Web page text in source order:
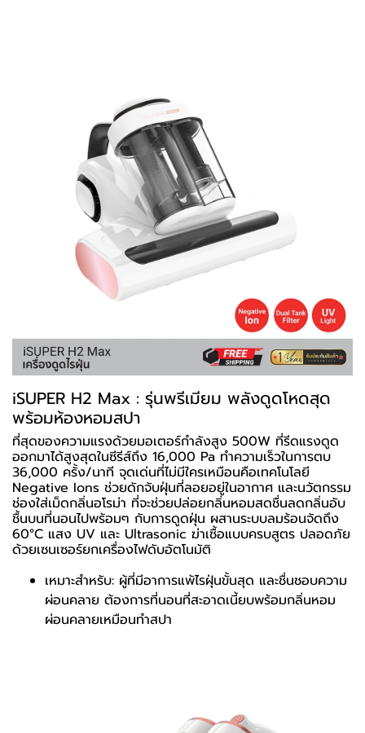
iSUPER H2 Max : รุ่นพรีเมียม พลังดูดโหดสุด
พร้อมห้องหอมสปา
ที่สุดของความแรงด้วยมอเตอร์กำลังสูง 500W ที่รีดแรงดูด
ออกมาได้สูงสุดในซีรีส์ถึง 16,000 Pa ทำความเร็วในการตบ
36,000 ครั้ง/นาที จุดเด่นที่ไม่มีใครเหมือนคือเทคโนโลยี
Negative Ions ช่วยดักจับฝุ่นที่ลอยอยู่ในอากาศ และนวัตกรรม
ช่องใส่เม็ดกลิ่นอโรม่า ที่จะช่วยปล่อยกลิ่นหอมสดชื่นลดกลิ่นอับ
ชื้นบนที่นอนไปพร้อมๆ กับการดูดฝุ่น ผสานระบบลมร้อนจัดถึง
60°C แสง UV และ Ultrasonic ฆ่าเชื้อแบบครบสูตร ปลอดภัย
ด้วยเซนเซอร์ยกเครื่องไฟดับอัตโนมัติ
เหมาะสำหรับ: ผู้ที่มีอาการแพ้ไรฝุ่นขั้นสุด และชื่นชอบความ
ผ่อนคลาย ต้องการที่นอนที่สะอาดเนี้ยบพร้อมกลิ่นหอม
ผ่อนคลายเหมือนทำสปา